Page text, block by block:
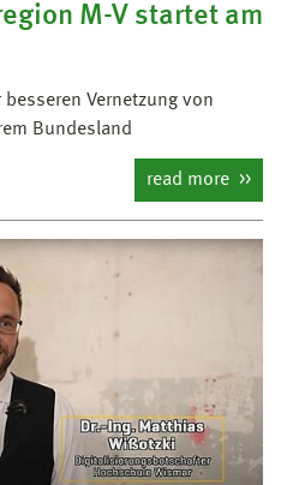
M-V startet am
Vernetzung von
Bundesland
read more